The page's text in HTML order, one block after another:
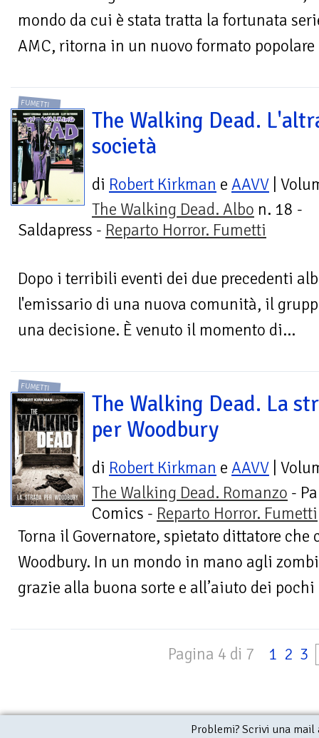
mondo da cui è stata tratta la fortunata
AMC, ritorna in un nuovo formato popolare
FUMETTI
The Walking Dead.
società
di Robert Kirkman e AAVV |
The Walking Dead. Albo n. 18 -
Saldapress - Reparto Horror. Fumetti
Dopo i terribili eventi dei due precedenti
l'emissario di una nuova comunità, il
una decisione. È venuto il momento di...
FUMETTI
The Walking Dead. La
per Woodbury
di Robert Kirkman e AAVV |
The Walking Dead. Romanzo -
Comics - Reparto Horror. Fumetti
Torna il Governatore, spietato dittatore
Woodbury. In un mondo in mano agli
grazie alla buona sorte e all’aiuto dei
Pagina 4 di 7 1 2 3
Problemi? Scrivi una